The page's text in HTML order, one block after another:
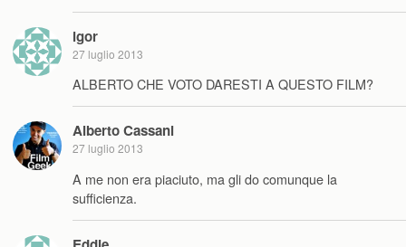
igor
27 luglio 2013
ALBERTO CHE VOTO DARESTI A QUESTO FILM?
Alberto Cassani
27 luglio 2013
A me non era piaciuto, ma gli do comunque la
sufficienza.